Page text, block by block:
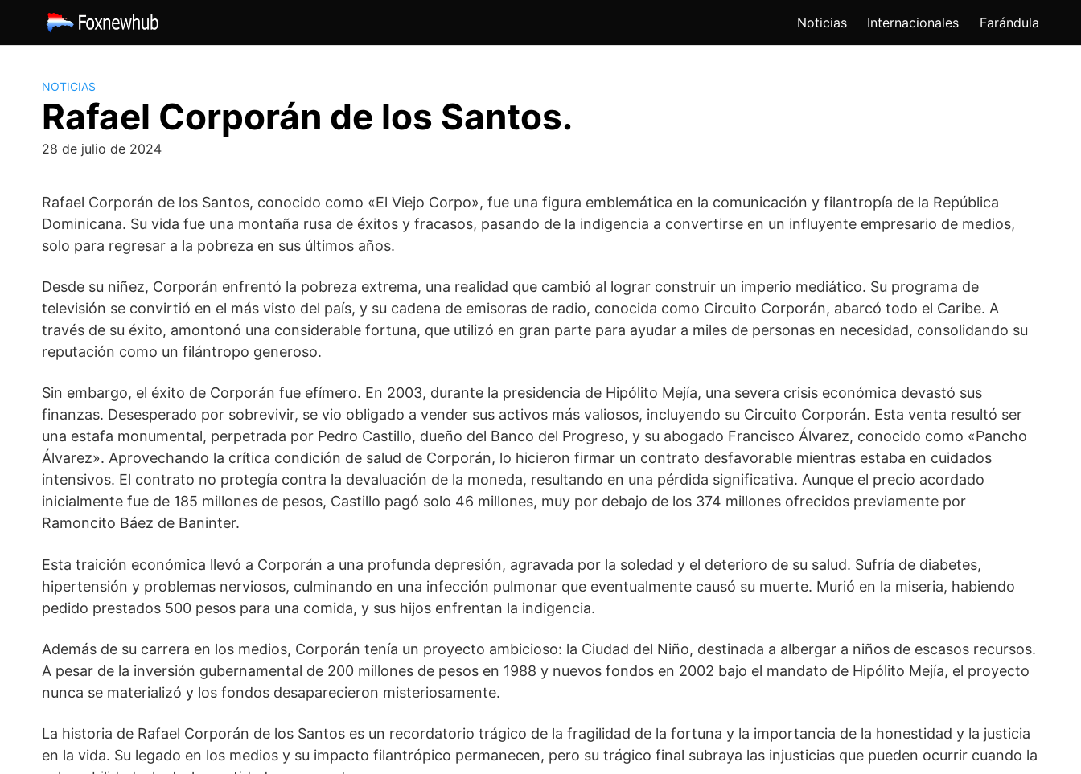
contenido
Noticias Internacionales Farándula
NOTICIAS
Rafael Corporán de los Santos.
28 de julio de 2024
Rafael Corporán de los Santos, conocido como «El Viejo Corpo», fue una figura emblemática en la comunicación y filantropía de la República
Dominicana. Su vida fue una montaña rusa de éxitos y fracasos, pasando de la indigencia a convertirse en un influyente empresario de medios,
solo para regresar a la pobreza en sus últimos años.
Desde su niñez, Corporán enfrentó la pobreza extrema, una realidad que cambió al lograr construir un imperio mediático. Su programa de
televisión se convirtió en el más visto del país, y su cadena de emisoras de radio, conocida como Circuito Corporán, abarcó todo el Caribe. A
través de su éxito, amontonó una considerable fortuna, que utilizó en gran parte para ayudar a miles de personas en necesidad, consolidando su
reputación como un filántropo generoso.
Sin embargo, el éxito de Corporán fue efímero. En 2003, durante la presidencia de Hipólito Mejía, una severa crisis económica devastó sus
finanzas. Desesperado por sobrevivir, se vio obligado a vender sus activos más valiosos, incluyendo su Circuito Corporán. Esta venta resultó ser
una estafa monumental, perpetrada por Pedro Castillo, dueño del Banco del Progreso, y su abogado Francisco Álvarez, conocido como «Pancho
Álvarez». Aprovechando la crítica condición de salud de Corporán, lo hicieron firmar un contrato desfavorable mientras estaba en cuidados
intensivos. El contrato no protegía contra la devaluación de la moneda, resultando en una pérdida significativa. Aunque el precio acordado
inicialmente fue de 185 millones de pesos, Castillo pagó solo 46 millones, muy por debajo de los 374 millones ofrecidos previamente por
Ramoncito Báez de Baninter.
Esta traición económica llevó a Corporán a una profunda depresión, agravada por la soledad y el deterioro de su salud. Sufría de diabetes,
hipertensión y problemas nerviosos, culminando en una infección pulmonar que eventualmente causó su muerte. Murió en la miseria, habiendo
pedido prestados 500 pesos para una comida, y sus hijos enfrentan la indigencia.
Además de su carrera en los medios, Corporán tenía un proyecto ambicioso: la Ciudad del Niño, destinada a albergar a niños de escasos recursos.
A pesar de la inversión gubernamental de 200 millones de pesos en 1988 y nuevos fondos en 2002 bajo el mandato de Hipólito Mejía, el proyecto
nunca se materializó y los fondos desaparecieron misteriosamente.
La historia de Rafael Corporán de los Santos es un recordatorio trágico de la fragilidad de la fortuna y la importancia de la honestidad y la justicia
en la vida. Su legado en los medios y su impacto filantrópico permanecen, pero su trágico final subraya las injusticias que pueden ocurrir cuando la